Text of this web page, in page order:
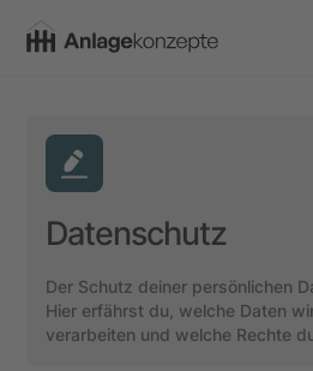
Datenschutz
Der Schutz deiner persönlichen
Hier erfährst du, welche Daten
verarbeiten und welche Rechte